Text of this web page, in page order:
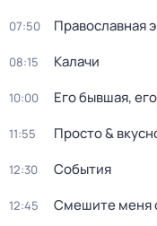
07:50 Православная
08:15 Калачи
10:00 Его бывшая,
11:55 Просто &
12:30 События
12:45 Смешите меня